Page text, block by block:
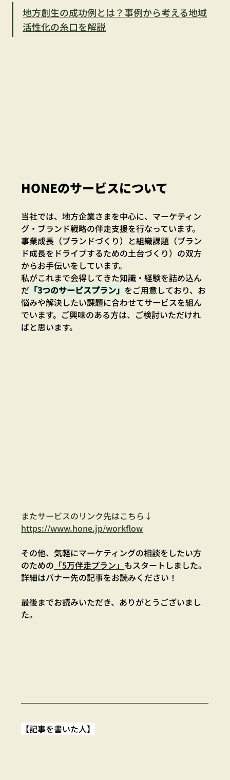
地方創生の成功例とは？事例から考える地域
活性化の糸口を解説
HONEのサービスについて
当社では、地方企業さまを中心に、マーケティン
グ・ブランド戦略の伴走支援を行なっています。
事業成長（ブランドづくり）と組織課題（ブラン
ド成長をドライブするための土台づくり）の双方
からお手伝いをしています。
私がこれまで会得してきた知識・経験を詰め込ん
だ 「3つのサービスプラン」 をご用意しており、お
悩みや解決したい課題に合わせてサービスを組ん
でいます。ご興味のある方は、ご検討いただけれ
ばと思います。
またサービスのリンク先はこちら↓
https://www.hone.jp/workflow
その他、気軽にマーケティングの相談をしたい方
のための 「5万伴走プラン」 もスタートしました。
詳細はバナー先の記事をお読みください！
最後までお読みいただき、ありがとうございまし
た。
【記事を書いた人】